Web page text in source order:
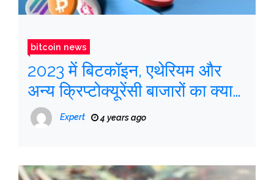
bitcoin news
2023 में बिटकॉइन, एथेरियम और
अन्य क्रिप्टोक्यूरेंसी बाजारों का क्या
इंतजार है?
Expert 4 years ago